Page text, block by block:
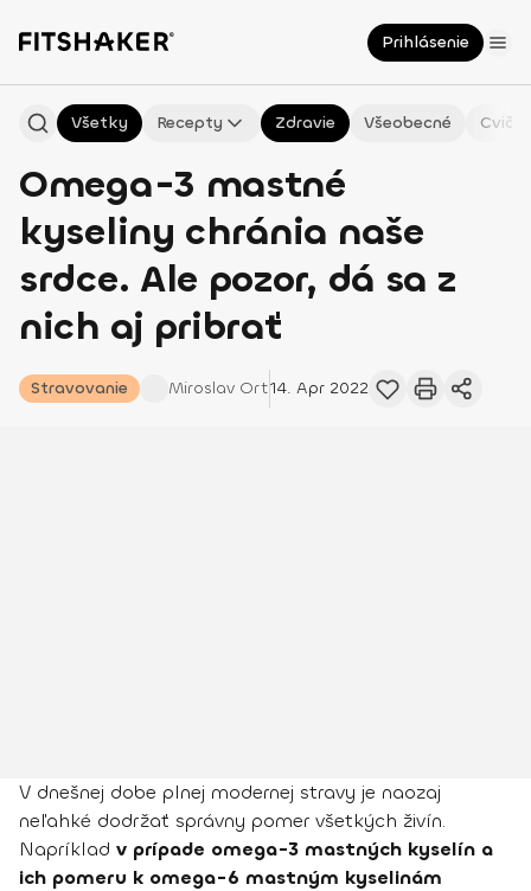
Prihlásenie
Všetky Recepty Zdravie Všeobecné
Omega-3 mastné
kyseliny chránia naše
srdce. Ale pozor, dá sa z
nich aj pribrať
Stravovanie Miroslav Ort14. Apr 2022
V dnešnej dobe plnej modernej stravy je naozaj
neľahké dodržať správny pomer všetkých živín.
Napríklad v prípade omega-3 mastných kyselín a
ich pomeru k omega-6 mastným kyselinám